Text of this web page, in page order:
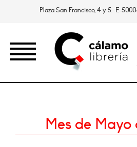
Plaza San Francisco, 4 y 5. E-
Mes de Mayo